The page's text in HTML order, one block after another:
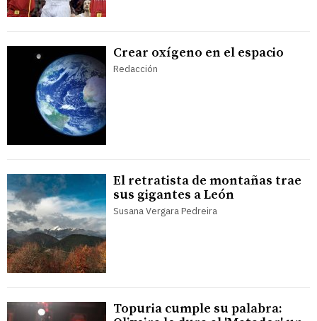
Crear oxígeno en el espacio
Redacción
El retratista de montañas trae
sus gigantes a León
Susana Vergara Pedreira
Topuria cumple su palabra: